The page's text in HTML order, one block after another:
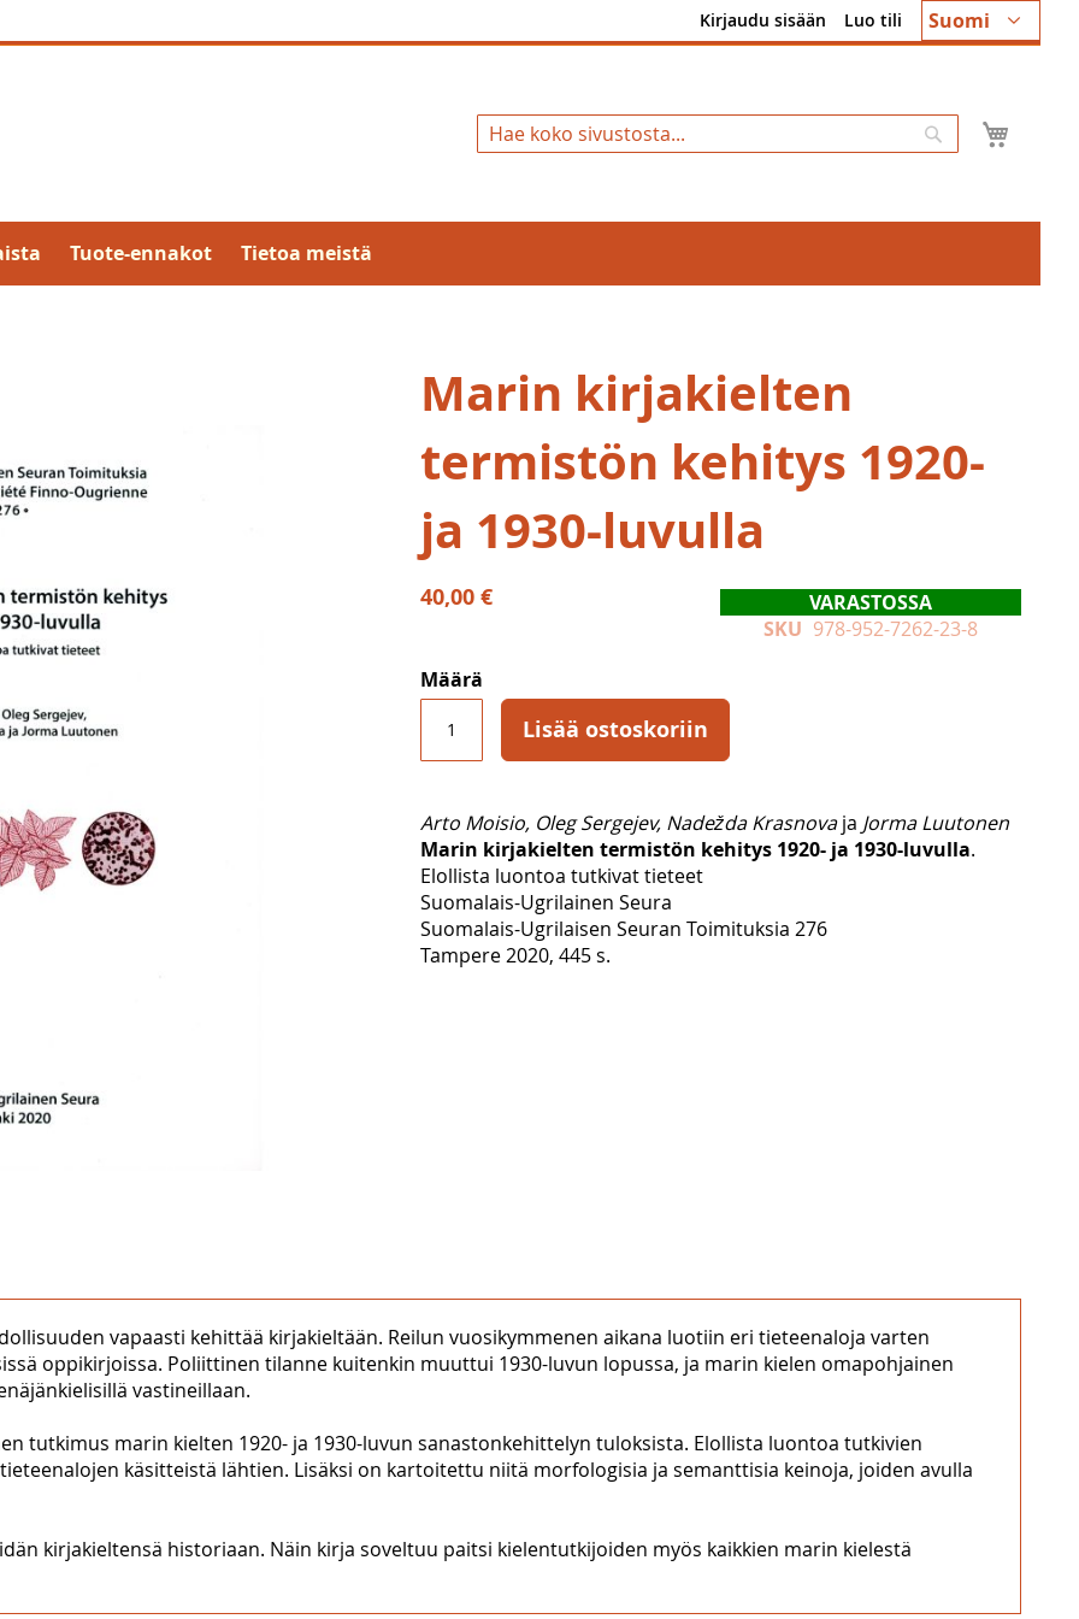
Kieli
Suomi
Kirjaudu sisään Luo tili
Hae
Tuote-ennakot Tietoa meistä
Marin kirjakielten
termistön kehitys 1920-
ja 1930-luvulla
40,00 €
VARASTOSSA
SKU 978-952-7262-23-8
Määrä
Lisää ostoskoriin
Arto Moisio, Oleg Sergejev, Nadežda Krasnovaja Jorma Luutonen
Marin kirjakielten termistön kehitys 1920- ja 1930-luvulla.
Elollista luontoa tutkivat tieteet
Suomalais-Ugrilainen Seura
Suomalais-Ugrilaisen Seuran Toimituksia 276
Tampere 2020, 445 s.
vapaasti kehittää kirjakieltään. Reilun vuosikymmenen aikana luotiin eri tieteenaloja varten
oppikirjoissa. Poliittinen tilanne kuitenkin muuttui 1930-luvun lopussa, ja marin kielen omapohjainen
vastineillaan.
tutkimus marin kielten 1920- ja 1930-luvun sanastonkehittelyn tuloksista. Elollista luontoa tutkivien
käsitteistä lähtien. Lisäksi on kartoitettu niitä morfologisia ja semanttisia keinoja, joiden avulla
kirjakieltensä historiaan. Näin kirja soveltuu paitsi kielentutkijoiden myös kaikkien marin kielestä